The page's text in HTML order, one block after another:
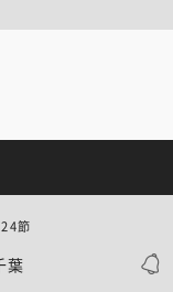
葉
節